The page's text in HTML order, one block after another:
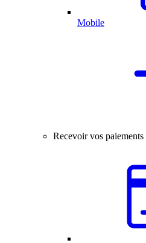
Mobile
Recevoir vos paiements